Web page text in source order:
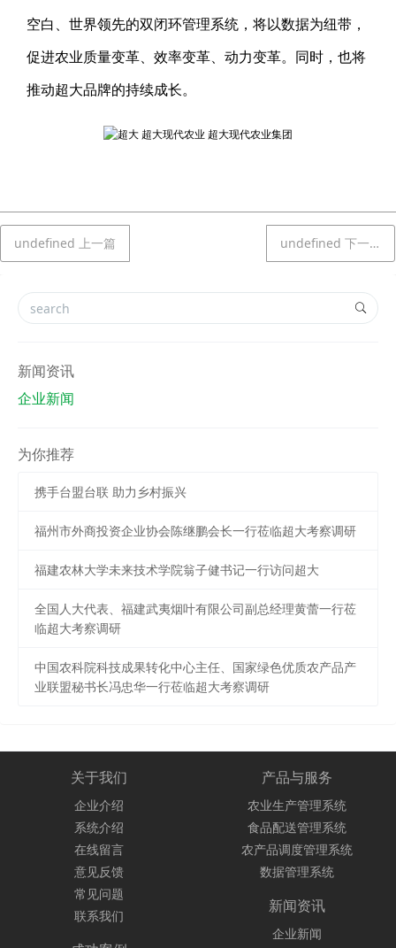
空白、世界领先的双闭环管理系统，将以数据为纽带，
促进农业质量变革、效率变革、动力变革。同时，也将
推动超大品牌的持续成长。
undefined 上一篇 undefined 下一篇
新闻资讯
企业新闻
为你推荐
携手台盟台联 助力乡村振兴
福州市外商投资企业协会陈继鹏会长一行莅临超大考察调研
福建农林大学未来技术学院翁子健书记一行访问超大
全国人大代表、福建武夷烟叶有限公司副总经理黄蕾一行莅
临超大考察调研
中国农科院科技成果转化中心主任、国家绿色优质农产品产
业联盟秘书长冯忠华一行莅临超大考察调研
关于我们
企业介绍
系统介绍
在线留言
意见反馈
常见问题
联系我们
产品与服务
农业生产管理系统
食品配送管理系统
农产品调度管理系统
数据管理系统
新闻资讯
企业新闻